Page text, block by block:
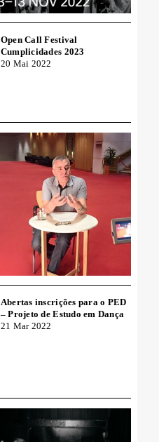
Open Call Festival
Cumplicidades 2023
20 Mai 2022
Abertas inscrições para o PED
– Projeto de Estudo em Dança
21 Mar 2022